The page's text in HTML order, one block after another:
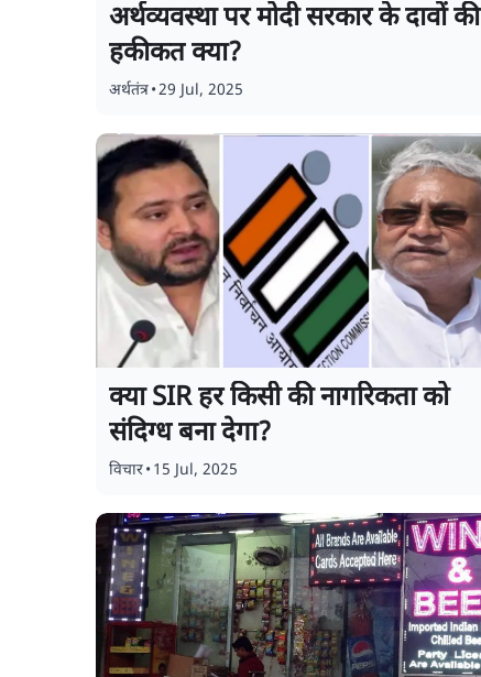
अर्थव्यवस्था पर मोदी सरकार के दावों की
हकीकत क्या?
अर्थतंत्र•29 Jul, 2025
क्या SIR हर किसी की नागरिकता को
संदिग्ध बना देगा?
विचार• 15 Jul, 2025